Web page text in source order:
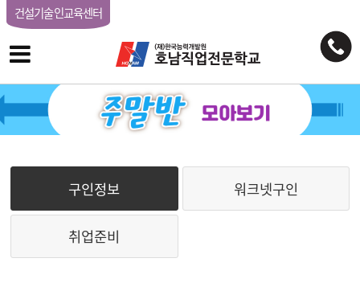
건설기술인교육센터
구인정보 워크넷구인
취업준비